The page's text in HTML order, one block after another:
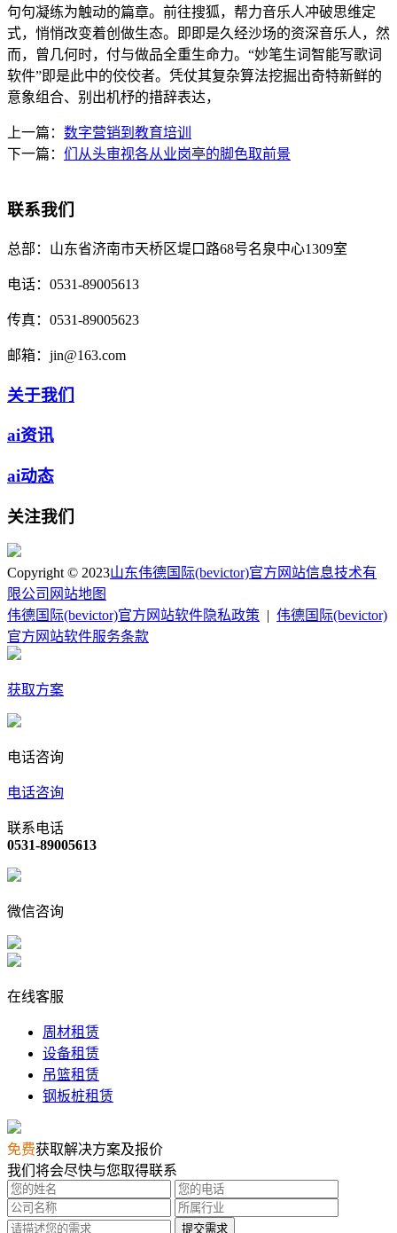
句句凝练为触动的篇章。前往搜狐，帮力音乐人冲破思维定
式，悄悄改变着创做生态。即即是久经沙场的资深音乐人，然
而，曾几何时，付与做品全重生命力。“妙笔生词智能写歌词
软件”即是此中的佼佼者。凭仗其复杂算法挖掘出奇特新鲜的
意象组合、别出机杼的措辞表达，
上一篇： 数字营销到教育培训
下一篇： 们从头审视各从业岗亭的脚色取前景
联系我们
总部： 山东省济南市天桥区堤口路68号名泉中心1309室
电话： 0531-89005613
传真： 0531-89005623
邮箱： jin@163.com
关于我们
ai资讯
ai动态
关注我们
Copyright © 2023山东伟德国际(bevictor)官方网站信息技术有
限公司 网站地图
伟德国际(bevictor)官方网站软件隐私政策
伟德国际(bevictor)
官方网站软件服务条款
获取方案
电话咨询
电话咨询
联系电话
0531-89005613
微信咨询
在线客服
周材租赁
设备租赁
吊篮租赁
钢板桩租赁
免费获取解决方案及报价
我们将会尽快与您取得联系
提交需求